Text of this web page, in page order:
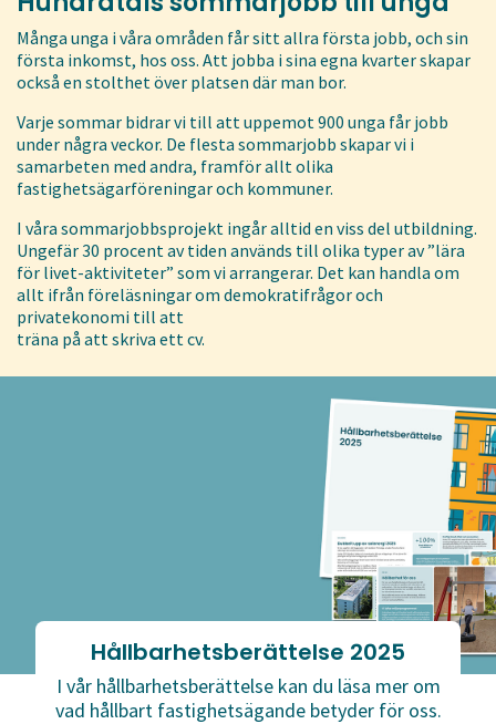
Många unga i våra områden får sitt allra första jobb, och sin
första inkomst, hos oss. Att jobba i sina egna kvarter skapar
också en stolthet över platsen där man bor.
Varje sommar bidrar vi till att uppemot 900 unga får jobb
under några veckor. De flesta sommarjobb skapar vi i
samarbeten med andra, framför allt olika
fastighetsägarföreningar och kommuner.
I våra sommarjobbsprojekt ingår alltid en viss del utbildning.
Ungefär 30 procent av tiden används till olika typer av ”lära
för livet-aktiviteter” som vi arrangerar. Det kan handla om
allt ifrån föreläsningar om demokratifrågor och
privatekonomi till att
träna på att skriva ett cv.
Hållbarhetsberättelse 2025
I vår hållbarhetsberättelse kan du läsa mer om
vad hållbart fastighetsägande betyder för oss.